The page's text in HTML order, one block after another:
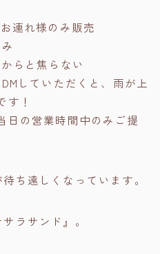
連れ様のみ販売
らと焦らない
していただくと、雨が上
す！
日の営業時間中のみご提
ち遠しくなっています。
ラサンド』。